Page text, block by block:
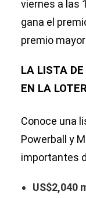
viernes a las
gana el
premio
LA LISTA
EN LA
Conoce una
Powerball y
importantes
US$2,040